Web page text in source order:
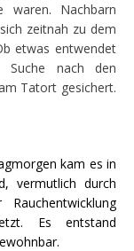
waren. Nachbarn
zeitnah zu dem
etwas entwendet
Suche nach den
Tatort gesichert.
kam es in
vermutlich durch
Es entstand